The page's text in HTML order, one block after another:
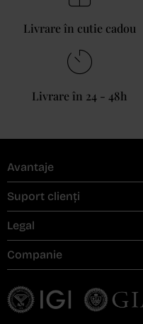
Livrare în cutie cadou
Livrare în 24 - 48h
Avantaje
Suport clienți
Legal
Companie